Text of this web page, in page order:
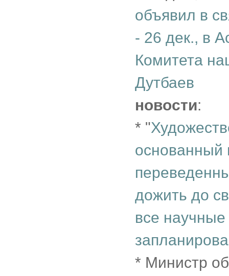
объявил в
- 26 дек., в
Комитета
Дутбаев
новости:
* "
основанный
дожить до
все
* Министр